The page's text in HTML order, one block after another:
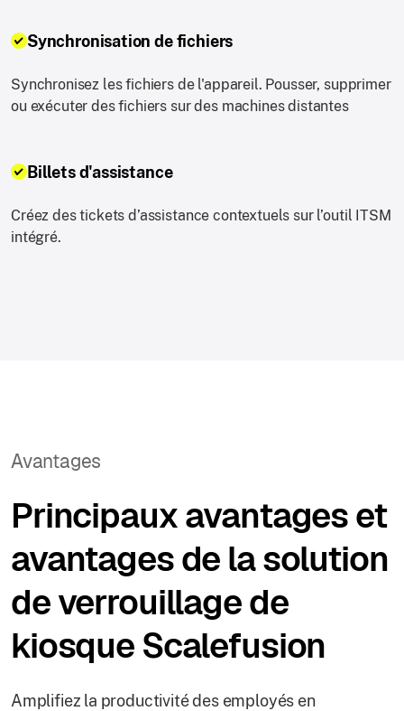
Synchronisation de fichiers
Synchronisez les fichiers de l'appareil. Pousser, supprimer
ou exécuter des fichiers sur des machines distantes
Billets d'assistance
Créez des tickets d’assistance contextuels sur l’outil ITSM
intégré.
Avantages
Principaux avantages et
avantages de la solution
de verrouillage de
kiosque Scalefusion
Amplifiez la productivité des employés en